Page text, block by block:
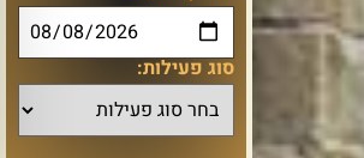
סוג פעילות: